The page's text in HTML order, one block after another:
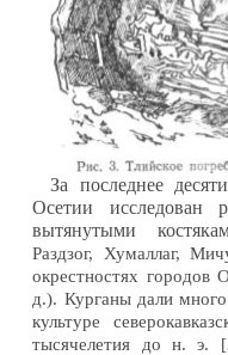
За последнее
Осетии исследован
вытянутыми
Раздзог, Хумаллаг,
окрестностях
д.). Курганы дали
культуре
тысячелетия до н. э.